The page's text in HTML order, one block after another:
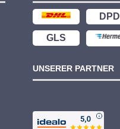
DPD
GLS
UNSERER PARTNER